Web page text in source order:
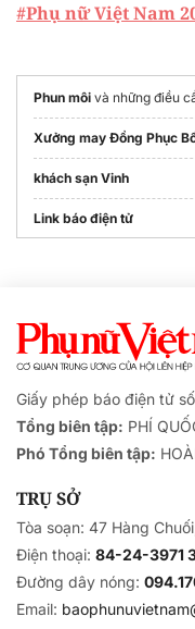
#Phụ nữ Việt Nam
Phun môi và những điều
Xưởng may Đồng Phục
khách sạn Vinh
Link báo điện tử
Giấy phép báo điện tử
Tổng biên tập: PHÍ
Phó Tổng biên tập:
TRỤ SỞ
Tòa soạn: 47 Hàng
Điện thoại: 84-24-3971
Đường dây nóng:
Email: